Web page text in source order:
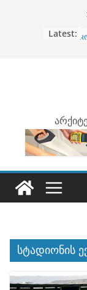
Latest:
სტადიონის